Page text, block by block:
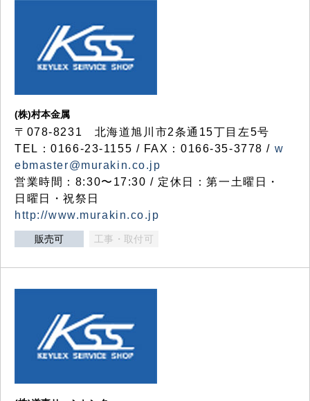
(株)村本金属
〒078-8231 北海道旭川市2条通15丁目左5号
TEL：0166-23-1155 / FAX：0166-35-3778 / w
ebmaster@murakin.co.jp
営業時間：8:30〜17:30 / 定休日：第一土曜日・
日曜日・祝祭日
http://www.murakin.co.jp
販売可 工事・取付可